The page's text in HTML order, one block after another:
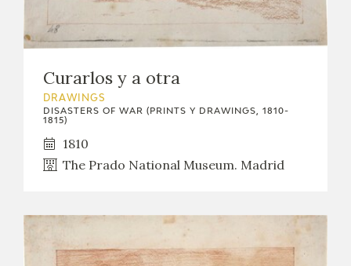
EXPOSICIONES
FRANCISCO DE GOYA
Curarlos y a otra
DRAWINGS
DISASTERS OF WAR (PRINTS Y DRAWINGS, 1810-
1815)
1810
The Prado National Museum. Madrid